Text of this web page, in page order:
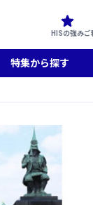
HISの強みご
特集から探す